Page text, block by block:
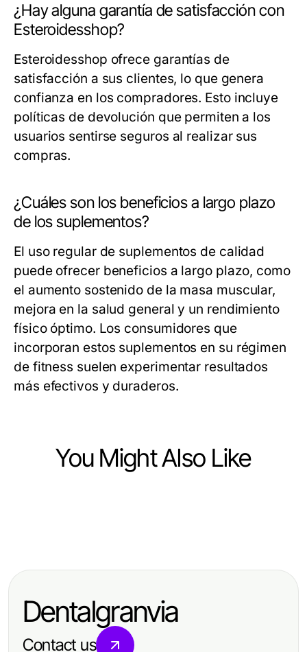
¿Hay alguna garantía de satisfacción con
Esteroidesshop?
Esteroidesshop ofrece garantías de
satisfacción a sus clientes, lo que genera
confianza en los compradores. Esto incluye
políticas de devolución que permiten a los
usuarios sentirse seguros al realizar sus
compras.
¿Cuáles son los beneficios a largo plazo
de los suplementos?
El uso regular de suplementos de calidad
puede ofrecer beneficios a largo plazo, como
el aumento sostenido de la masa muscular,
mejora en la salud general y un rendimiento
físico óptimo. Los consumidores que
incorporan estos suplementos en su régimen
de fitness suelen experimentar resultados
más efectivos y duraderos.
You Might Also Like
Esteroidesshop — Aquí Está Por
Guía Esencial de Esteroidesshop:
para 2026
Dentalgranvia
Contact us